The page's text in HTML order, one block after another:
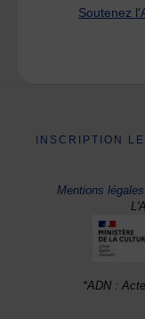
Soutenez
INSCRIPTION
Mentions légales
*ADN :